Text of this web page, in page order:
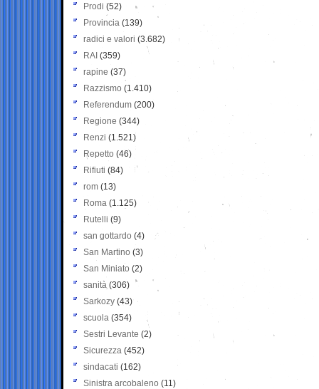
Prodi (52)
Provincia (139)
radici e valori (3.682)
RAI (359)
rapine (37)
Razzismo (1.410)
Referendum (200)
Regione (344)
Renzi (1.521)
Repetto (46)
Rifiuti (84)
rom (13)
Roma (1.125)
Rutelli (9)
san gottardo (4)
San Martino (3)
San Miniato (2)
sanità (306)
Sarkozy (43)
scuola (354)
Sestri Levante (2)
Sicurezza (452)
sindacati (162)
Sinistra arcobaleno (11)